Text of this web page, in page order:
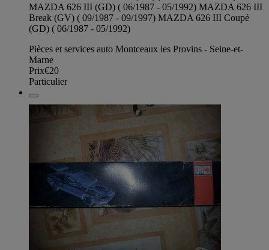
MAZDA 626 III (GD) ( 06/1987 - 05/1992) MAZDA 626 III
Break (GV) ( 09/1987 - 09/1997) MAZDA 626 III Coupé
(GD) ( 06/1987 - 05/1992)
Pièces et services auto Montceaux les Provins - Seine-et-
Marne
Prix€20
Particulier